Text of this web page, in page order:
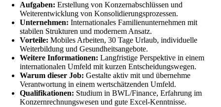
Aufgaben: Erstellung von Konzernabschlüssen und
Weiterentwicklung von Konsolidierungsprozessen.
Unternehmen: Internationales Familienunternehmen mit
stabilen Strukturen und modernem Ansatz.
Vorteile: Mobiles Arbeiten, 30 Tage Urlaub, individuelle
Weiterbildung und Gesundheitsangebote.
Weitere Informationen: Langfristige Perspektive in einem
internationalen Umfeld mit kurzen Entscheidungswegen.
Warum dieser Job: Gestalte aktiv mit und übernehme
Verantwortung in einem wertschätzenden Umfeld.
Qualifikationen: Studium in BWL/Finance, Erfahrung im
Konzernrechnungswesen und gute Excel-Kenntnisse.